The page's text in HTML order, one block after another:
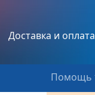
Доставка и оплата
Помощь